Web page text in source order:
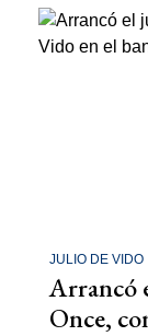
JULIO DE VIDO
Arrancó
Once,